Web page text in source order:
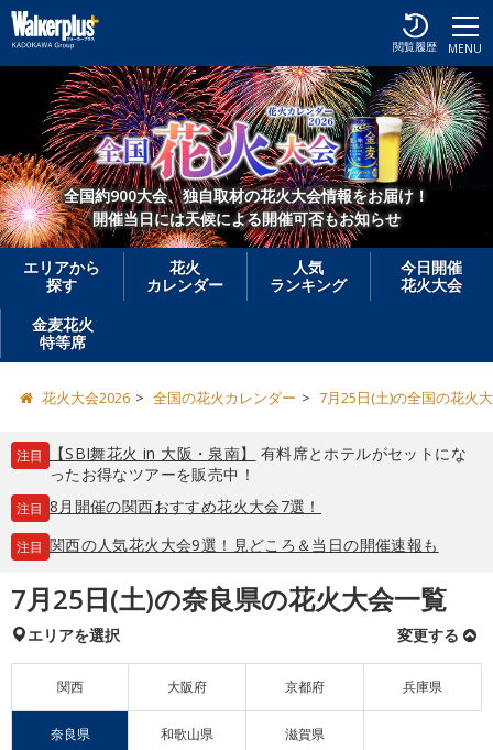
MENU
閲覧履歴
全国約900大会、独自取材の花火大会情報をお届け！
開催当日には天候による開催可否もお知らせ
エリアから
探す
花火
カレンダー
人気
ランキング
今日開催
花火大会
金麦花火
特等席
花火大会2026 全国の花火カレンダー 7月25日(土)の全国の花火
注目 【SBI舞花火 in 大阪・泉南】
有料席とホテルがセットにな
ったお得なツアーを販売中！
注目 8月開催の関西おすすめ花火大会7選！
注目 関西の人気花火大会9選！見どころ＆当日の開催速報も
7月25日(土)の奈良県の花火大会一覧
エリアを選択 変更する
関西 大阪府 京都府 兵庫県
奈良県 和歌山県 滋賀県